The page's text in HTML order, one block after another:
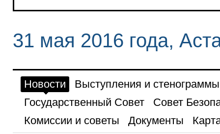
31 мая 2016 года,
Новости
Выступления и стенограммы
Государственный Совет
Совет
Комиссии и советы
Документы